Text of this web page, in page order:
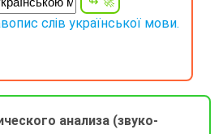
слів української мови.
анализа (звуко-